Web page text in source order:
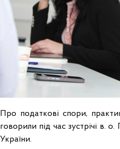
Про податкові спори,
говорили під час зустрічі в.
України.